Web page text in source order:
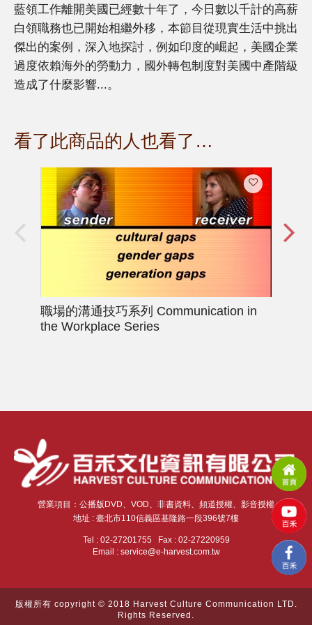
藍領工作離開美國已經數十年了，今日數以千計的高薪
白領職務也已開始相繼外移，本節目從現實生活中挑出
傑出的案例，深入地探討，例如印度的崛起，美國企業
過度依賴海外的勞動力，國外轉包制度對美國中產階級
造成了什麼影響...。
看了此商品的人也看了…
職場的溝通技巧系列 Communication in
the Workplace Series
營業項目：公播版DVD、VOD、非書資料、頻道授權、影音授權
地址 : 臺北市110信義區基隆路一段396號7樓
Tel : 02-27201755 Fax : 02-27220959
Email : service@e-harvest.com.tw
版權所有 copyright © 2018 Harvest Culture Communication LTD.
Rights Reserved.